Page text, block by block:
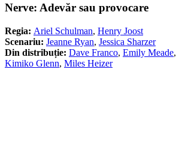
Nerve: Adevăr sau provocare
Regia: Ariel Schulman, Henry Joost
Scenariu: Jeanne Ryan, Jessica Sharzer
Din distribuție: Dave Franco, Emily Meade,
Kimiko Glenn, Miles Heizer